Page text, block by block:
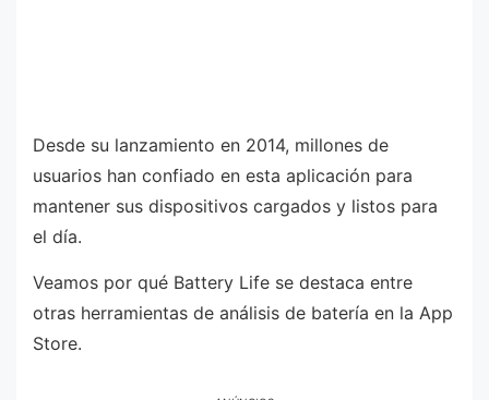
Desde su lanzamiento en 2014, millones de
usuarios han confiado en esta aplicación para
mantener sus dispositivos cargados y listos para
el día.
Veamos por qué Battery Life se destaca entre
otras herramientas de análisis de batería en la App
Store.